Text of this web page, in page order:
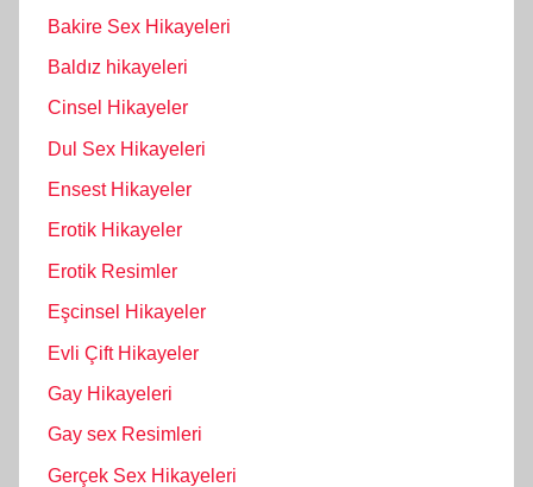
Bakire Sex Hikayeleri
Baldız hikayeleri
Cinsel Hikayeler
Dul Sex Hikayeleri
Ensest Hikayeler
Erotik Hikayeler
Erotik Resimler
Eşcinsel Hikayeler
Evli Çift Hikayeler
Gay Hikayeleri
Gay sex Resimleri
Gerçek Sex Hikayeleri